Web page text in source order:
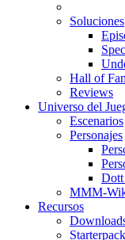
Soluciones
Hall of
Reviews
Universo del
Escenarios
Personajes
Dott
MMM-
Recursos